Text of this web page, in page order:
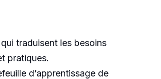
traduisent les besoins
pratiques.
d’apprentissage de